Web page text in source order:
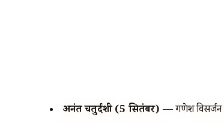
अनंत चतुर्दशी (5 सितंबर) — गणेश विसर्जन